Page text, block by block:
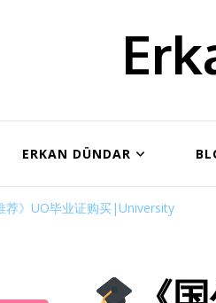
ERKAN DÜNDAR
荐》UO毕业证购买|University